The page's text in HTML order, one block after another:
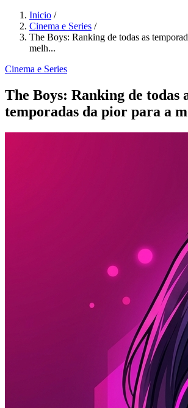
Inicio /
Cinema e Series /
The Boys: Ranking de todas as
melh...
Cinema e Series
The Boys: Ranking de todas
temporadas da pior para a